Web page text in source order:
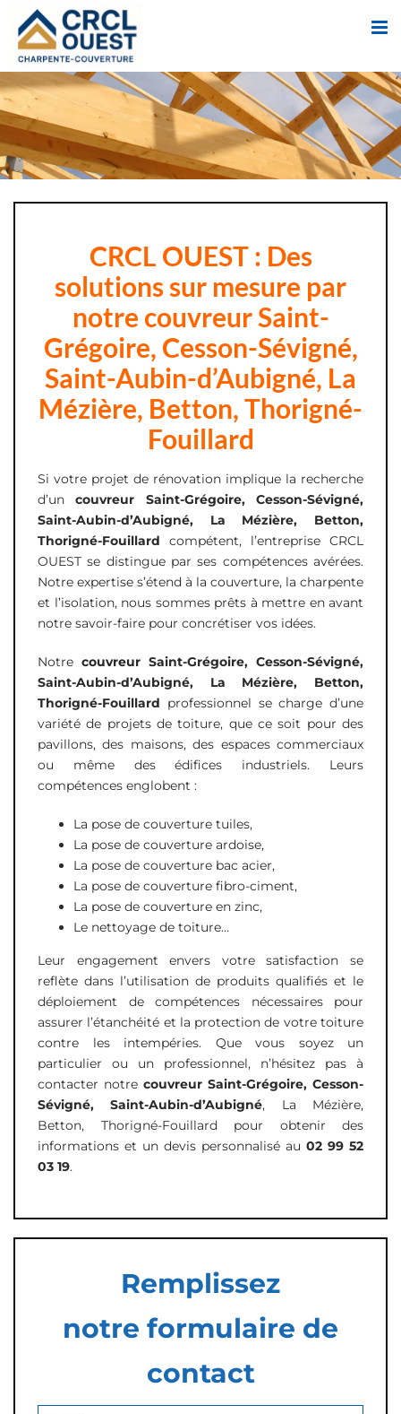
Passer
contenu
CRCL OUEST : Des
solutions sur mesure par
notre couvreur Saint-
Grégoire, Cesson-Sévigné,
Saint-Aubin-d’Aubigné, La
Mézière, Betton, Thorigné-
Fouillard
Si votre projet de rénovation implique la recherche
d’uncouvreur Saint-Grégoire, Cesson-Sévigné,
Saint-Aubin-d’Aubigné, La Mézière, Betton,
Thorigné-Fouillard compétent, l’entreprise CRCL
OUEST se distingue par ses compétences avérées.
Notre expertise s’étend à la couverture, la charpente
et l’isolation, nous sommes prêts à mettre en avant
notre savoir-faire pour concrétiser vos idées.
Notre couvreur Saint-Grégoire, Cesson-Sévigné,
Saint-Aubin-d’Aubigné, La Mézière, Betton,
Thorigné-Fouillard professionnel se charge d’une
variété de projets de toiture, que ce soit pour des
pavillons, des maisons, des espaces commerciaux
ou même des édifices industriels. Leurs
compétences englobent :
La pose de couverture tuiles,
La pose de couverture ardoise,
La pose de couverture bac acier,
La pose de couverture fibro-ciment,
La pose de couverture en zinc,
Le nettoyage de toiture…
Leur engagement envers votre satisfaction se
reflète dans l’utilisation de produits qualifiés et le
déploiement de compétences nécessaires pour
assurer l’étanchéité et la protection de votre toiture
contre les intempéries. Que vous soyez un
particulier ou un professionnel, n’hésitez pas à
contacter notre couvreur Saint-Grégoire, Cesson-
Sévigné, Saint-Aubin-d’Aubigné, La Mézière,
Betton, Thorigné-Fouillard pour obtenir des
informations et un devis personnalisé au 02 99 52
03 19.
Remplissez
notre formulaire de
contact